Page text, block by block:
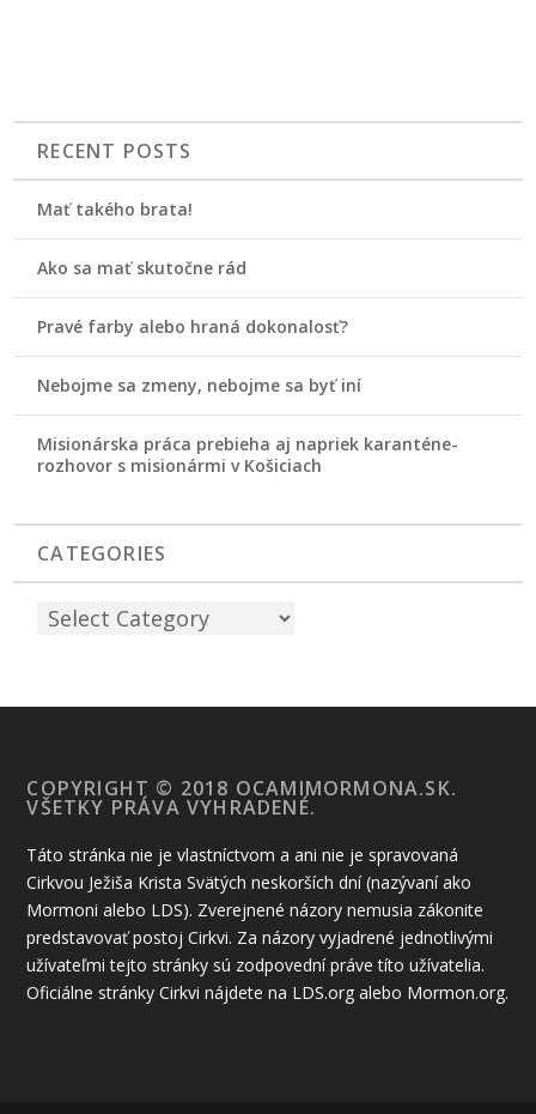
RECENT POSTS
Mať takého brata!
Ako sa mať skutočne rád
Pravé farby alebo hraná dokonalosť?
Nebojme sa zmeny, nebojme sa byť iní
Misionárska práca prebieha aj napriek karanténe-
rozhovor s misionármi v Košiciach
CATEGORIES
COPYRIGHT © 2018 OCAMIMORMONA.SK.
VŠETKY PRÁVA VYHRADENÉ.
Táto stránka nie je vlastníctvom a ani nie je spravovaná
Cirkvou Ježiša Krista Svätých neskorších dní (nazývaní ako
Mormoni alebo LDS). Zverejnené názory nemusia zákonite
predstavovať postoj Cirkvi. Za názory vyjadrené jednotlivými
užívateľmi tejto stránky sú zodpovední práve títo užívatelia.
Oficiálne stránky Cirkvi nájdete na LDS.org alebo Mormon.org.